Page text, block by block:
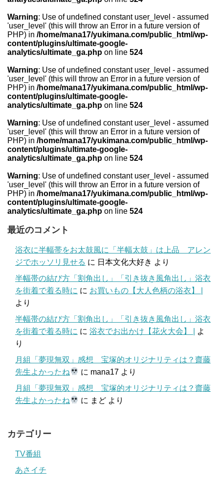
Warning: Use of undefined constant user_level - assumed
'user_level' (this will throw an Error in a future version of
PHP) in /home/mana17/yukimana.com/public_html/wp-
content/plugins/ultimate-google-
analytics/ultimate_ga.php on line 524
Warning: Use of undefined constant user_level - assumed
'user_level' (this will throw an Error in a future version of
PHP) in /home/mana17/yukimana.com/public_html/wp-
content/plugins/ultimate-google-
analytics/ultimate_ga.php on line 524
Warning: Use of undefined constant user_level - assumed
'user_level' (this will throw an Error in a future version of
PHP) in /home/mana17/yukimana.com/public_html/wp-
content/plugins/ultimate-google-
analytics/ultimate_ga.php on line 524
Warning: Use of undefined constant user_level - assumed
'user_level' (this will throw an Error in a future version of
PHP) in /home/mana17/yukimana.com/public_html/wp-
content/plugins/ultimate-google-
analytics/ultimate_ga.php on line 524
最近のコメント
浴衣に半幅帯をお太鼓風に「半幅太鼓」は上品 アレン
ジでホッソリ見せる に 日本文化大好き より
半幅帯の結び方「割角出し」「引き抜き風角出し」浴衣
を街着で着る時に に お買いもの【大人色柄の浴衣】 |
より
半幅帯の結び方「割角出し」「引き抜き風角出し」浴衣
を街着で着る時に に 浴衣でお出かけ【花火大会】 |
よ
り
月組「夢現無双」感想 宝塚的オリジナリティは？齋藤
先生よかったね
に mana17 より
月組「夢現無双」感想 宝塚的オリジナリティは？齋藤
先生よかったね
に まど より
カテゴリー
TV番組
あさイチ